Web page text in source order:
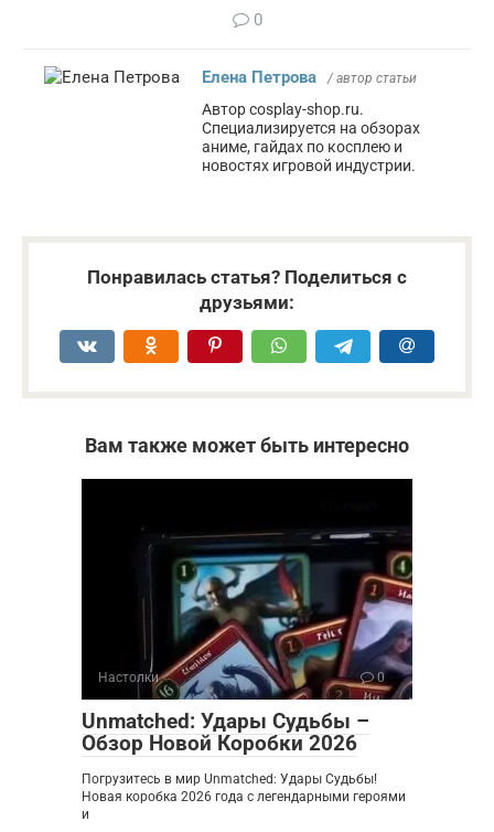
0
Елена Петрова / автор статьи
Автор cosplay-shop.ru.
Специализируется на обзорах
аниме, гайдах по косплею и
новостях игровой индустрии.
Понравилась статья? Поделиться с
друзьями:
Вам также может быть интересно
Настолки 0
Unmatched: Удары Судьбы –
Обзор Новой Коробки 2026
Погрузитесь в мир Unmatched: Удары Судьбы!
Новая коробка 2026 года с легендарными героями
и